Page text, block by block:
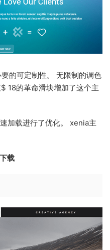
的可定制性。 无限制的调色
18的革命滑块增加了这个主
加载进行了优化。 xenia主
载